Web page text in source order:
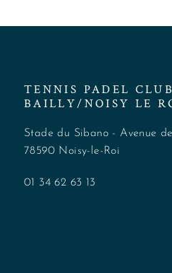
TENNIS PADEL CLUB
BAILLY/NOISY LE
Stade du Sibano - Avenue
78590 Noisy-le-Roi
01 34 62 63 13